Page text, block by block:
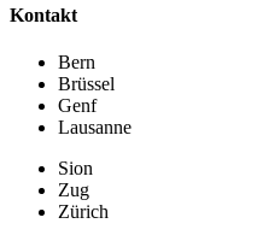
Kontakt
Bern
Brüssel
Genf
Lausanne
Sion
Zug
Zürich